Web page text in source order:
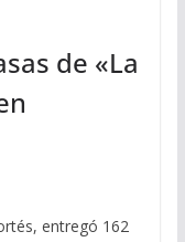
de «La
entregó 162